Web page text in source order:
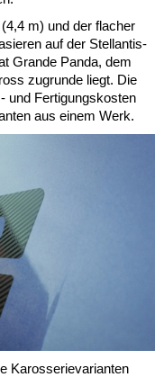
m) und der flacher
auf der Stellantis-
Grande Panda, dem
zugrunde liegt. Die
und Fertigungskosten
aus einem Werk.
Karosserievarianten